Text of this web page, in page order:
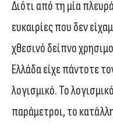
Διότι από τη μία
ευκαιρίες που δεν
χθεσινό δείπνο
Ελλάδα είχε πάντοτε
λογισμικό. Το
παράμετροι, το